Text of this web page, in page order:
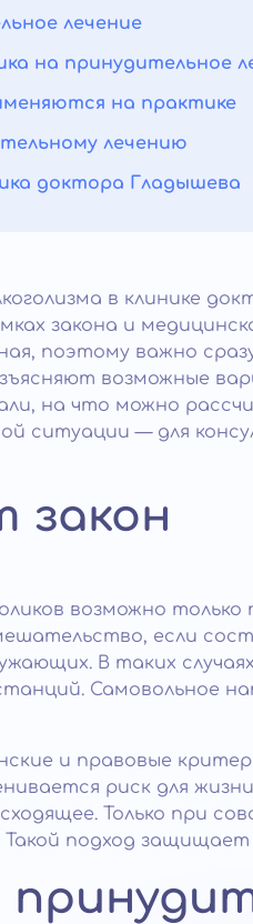
лечение
на принудительное
на практике
лечению
доктора Гладышева
в клинике
закона и
поэтому важно
возможные
на что можно
ситуации — для
закон
возможно
если
В таких
Самовольное
и правовые
риск для
Только при
подход